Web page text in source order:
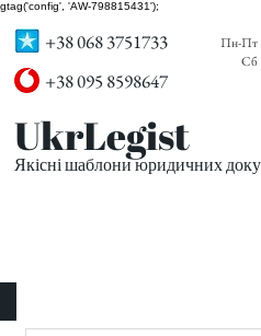
gtag('config', 'AW-798815431');
+38 068 3751733
+38 095 8598647
Пн-Пт
Сб
UkrLegist
Якісні шаблони юридичних